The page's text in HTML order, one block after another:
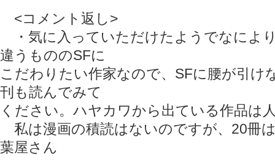
<コメント返し>
・気に入っていただけたようでなによ
違うもののSFに
こだわりたい作家なので、SFに腰が引け
刊も読んでみて
ください。ハヤカワから出ている作品は
私は漫画の積読はないのですが、20冊
葉屋さん